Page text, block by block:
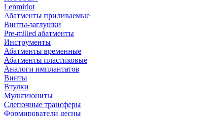
Lenmiriot
Абатменты приливаемые
Винты-заглушки
Pre-milled абатменты
Инструменты
Абатменты временные
Абатменты пластиковые
Аналоги имплантатов
Винты
Втулки
Мультиюниты
Слепочные трансферы
Формирователи десны